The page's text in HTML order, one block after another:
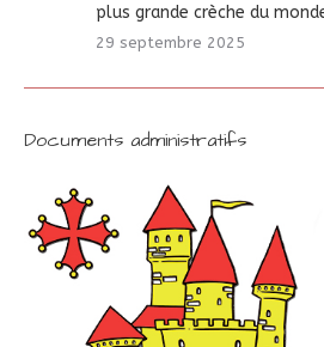
plus grande crèche du
29 septembre 2025
Documents administratifs